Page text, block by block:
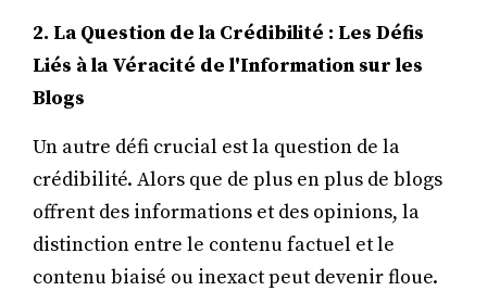
2. La Question de la Crédibilité : Les Défis
Liés à la Véracité de l'Information sur les
Blogs
Un autre défi crucial est la question de la
crédibilité. Alors que de plus en plus de blogs
offrent des informations et des opinions, la
distinction entre le contenu factuel et le
contenu biaisé ou inexact peut devenir floue.